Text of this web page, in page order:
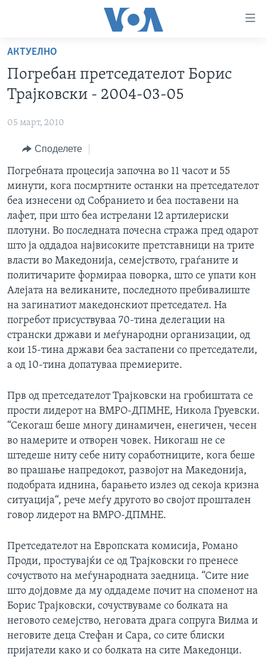
пристапност
Премини
на
главната
Премини
за
навигација
Пребарувај
РУБРИКИ
МАКЕДОНИЈА
СВЕТ
ЕКОНОМИЈА
ПОЛИТИКА
ЗДРАВЈЕ
НАУКА
УМЕТНОСТ И ЗАБАВА
ИНТЕРВЈУА
ФОТОГАЛЕРИИ
ДОКУМЕНТАРЦИ
АРХИВИРАНА ПРОГРАМА
NEWSFLASH - АРХИВА
ВЕСТИ ОД САД ВО МИНУТА - АРХИВА
ИЗБОРИ ВО САД 2020 - АРХИВА
ЗА НАС
Learning English
НАКУСО...
Јазици
АКТУЕЛНО
Погребан претседателот Борис
Трајковски - 2004-03-05
05 март, 2010
Споделете
Погребната процесија започна во 11 часот и 55
минути, кога посмртните останки на претседателот
беа изнесени од Собранието и беа поставени на
лафет, при што беа истрелани 12 артилериски
плотуни. Во последната почесна стража пред одарот
што ја оддадоа највисоките претставници на трите
власти во Македонија, семејството, граѓаните и
политичарите формираа поворка, што се упати кон
Алејата на великаните, последното пребивалиште
на загинатиот македонскиот претседател. На
погребот присуствуваа 70-тина делегации на
странски држави и меѓународни организации, од
кои 15-тина држави беа застапени со претседатели,
а од 10-тина допатуваа премиерите.
Прв од претседателот Трајковски на гробиштата се
прости лидерот на ВМРО-ДПМНЕ, Никола Груевски.
“Секогаш беше многу динамичен, енегичен, чесен
во намерите и отворен човек. Никогаш не се
штедеше ниту себе ниту соработниците, кога беше
во прашање напредокот, развојот на Македонија,
подобрата иднина, барањето излез од секоја кризна
ситуација“, рече меѓу другото во својот проштален
говор лидерот на ВМРО-ДПМНЕ.
Претседателот на Европската комисија, Романо
Проди, простувајќи се од Трајковски го пренесе
сочуството на меѓународната заедница. “Сите ние
што дојдовме да му оддадеме почит на споменот на
Борис Трајковски, сочуствуваме со болката на
неговото семејство, неговата драга сопруга Вилма и
неговите деца Стефан и Сара, со сите блиски
пријатели како и со болката на сите Македонци.